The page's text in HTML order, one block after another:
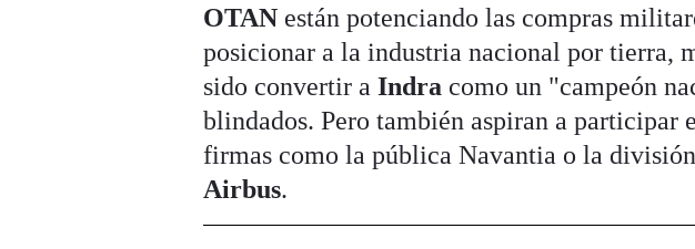
OTAN están potenciando las compras
posicionar a la industria nacional por tierra,
sido convertir aIndra como un "campeón
blindados. Pero también aspiran a participar
firmas como la pública Navantia o la
Airbus.